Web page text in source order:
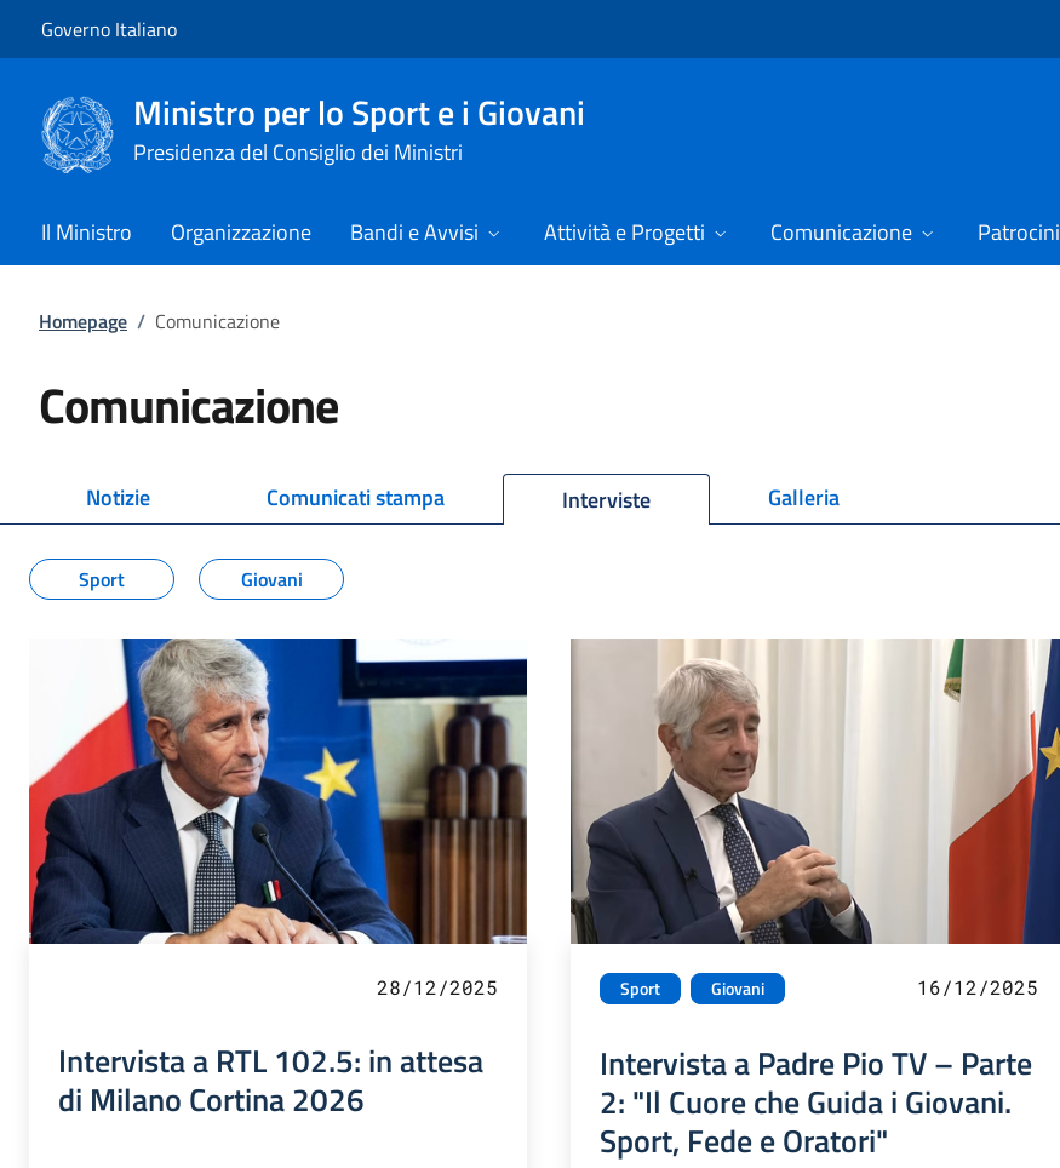
Governo Italiano
Ministro per lo Sport e i Giovani
Presidenza del Consiglio dei Ministri
Il Ministro Organizzazione Bandi e Avvisi Attività e Progetti Comunicazione Patrocini
Homepage / Comunicazione
Comunicazione
Notizie Comunicati stampa Interviste Galleria
Sport Giovani
28/12/2025
Intervista a RTL 102.5: in attesa
di Milano Cortina 2026
Sport Giovani 16/12/2025
Intervista a Padre Pio TV – Parte
2: "Il Cuore che Guida i Giovani.
Sport, Fede e Oratori"